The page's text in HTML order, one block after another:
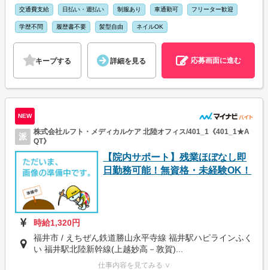
交通費支給 日払い・週払い 制服あり 車通勤可 フリーター歓迎
学歴不問 履歴書不要 髪型自由 ネイルOK
キープする 詳細を見る 応募画面に進む
NEW
派
株式会社ルフト・メディカルケア 北陸オフィス/401_1《401_1★A
QT》
【院内サポート】残業ほぼなし即
日勤務可能！無資格・未経験OK！
時給1,320円
福井市 / えちぜん鉄道勝山永平寺線 福井駅ハピラインふく
い 福井駅北陸新幹線(上越妙高－敦賀)...
仕事内容を見てみる ∨